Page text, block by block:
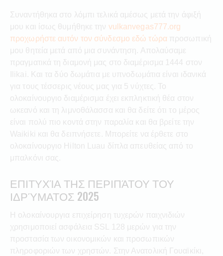
Συναντήθηκα στο λόμπι τελικά αμέσως μετά την άφιξή
μου και ίσως θυμήθηκε την vulkanvegas777.org
προχωρήστε αυτόν τον σύνδεσμο εδώ τώραπροσωπική
μου θητεία μετά από μια συνάντηση. Απολαύσαμε
πραγματικά τη διαμονή μας στο διαμέρισμα 1444 στον
Ilikai. Και τα δύο δωμάτια με υπνοδωμάτια είναι ιδανικά
για τους τέσσερις νέους μας για 5 νύχτες. Το
ολοκαίνουργιο διαμέρισμα έχει εκπληκτική θέα στον
ωκεανό και τη λιμνοθάλασσα και θα δείτε ότι το μέρος
είναι πολύ πιο κοντά στην παραλία και θα βρείτε την
Waikiki και θα δειπνήσετε. Μπορείτε να έρθετε στο
ολοκαίνουργιο Hilton Luau δίπλα απευθείας από το
μπαλκόνι σας.
ΕΠΙΤΥΧΊΑ ΤΗΣ ΠΕΡΙΠΆΤΟΥ ΤΟΥ
ΙΔΡΎΜΑΤΟΣ 2025
Η ολοκαίνουργια επιχείρηση τυχερών παιχνιδιών
χρησιμοποιεί ασφάλεια SSL 128 μερών για την
προστασία των οικονομικών και προσωπικών
πληροφοριών των χρηστών. Στην Ανατολική Γουαϊκίκι,